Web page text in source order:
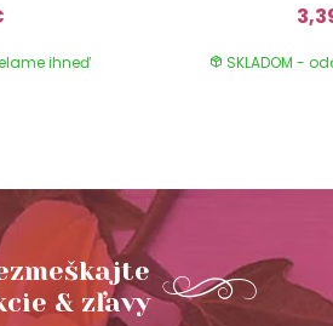
ihneď SKLADOM -
& zľavy